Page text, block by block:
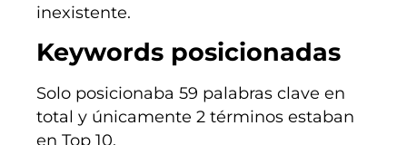
inexistente.
Keywords posicionadas
Solo posicionaba 59 palabras clave en
total y únicamente 2 términos estaban
en Top 10.